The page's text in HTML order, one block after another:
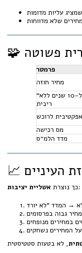
פשוטה
פרמטר
מחיר חוזה
“הלוואת קבלן” ל-10 שנים ללא
ריבית
לרוכש
מס רכישה
מדד הלמ״ס
העיניים
כך נוצרת אשליית יציבות
: